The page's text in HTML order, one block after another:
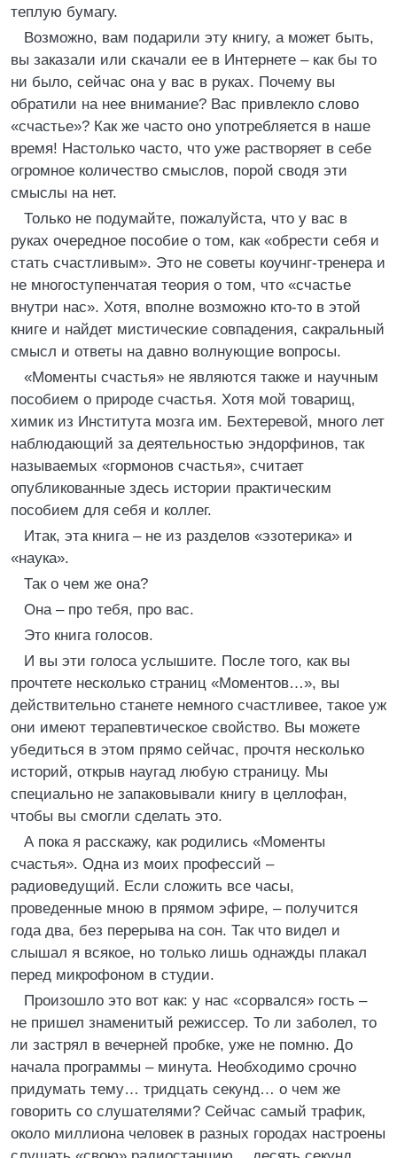
теплую бумагу.
Возможно, вам подарили эту книгу, а может быть,
вы заказали или скачали ее в Интернете – как бы то
ни было, сейчас она у вас в руках. Почему вы
обратили на нее внимание? Вас привлекло слово
«счастье»? Как же часто оно употребляется в наше
время! Настолько часто, что уже растворяет в себе
огромное количество смыслов, порой сводя эти
смыслы на нет.
Только не подумайте, пожалуйста, что у вас в
руках очередное пособие о том, как «обрести себя и
стать счастливым». Это не советы коучинг-тренера и
не многоступенчатая теория о том, что «счастье
внутри нас». Хотя, вполне возможно кто-то в этой
книге и найдет мистические совпадения, сакральный
смысл и ответы на давно волнующие вопросы.
«Моменты счастья» не являются также и научным
пособием о природе счастья. Хотя мой товарищ,
химик из Института мозга им. Бехтеревой, много лет
наблюдающий за деятельностью эндорфинов, так
называемых «гормонов счастья», считает
опубликованные здесь истории практическим
пособием для себя и коллег.
Итак, эта книга – не из разделов «эзотерика» и
«наука».
Так о чем же она?
Она – про тебя, про вас.
Это книга голосов.
И вы эти голоса услышите. После того, как вы
прочтете несколько страниц «Моментов…», вы
действительно станете немного счастливее, такое уж
они имеют терапевтическое свойство. Вы можете
убедиться в этом прямо сейчас, прочтя несколько
историй, открыв наугад любую страницу. Мы
специально не запаковывали книгу в целлофан,
чтобы вы смогли сделать это.
А пока я расскажу, как родились «Моменты
счастья». Одна из моих профессий –
радиоведущий. Если сложить все часы,
проведенные мною в прямом эфире, – получится
года два, без перерыва на сон. Так что видел и
слышал я всякое, но только лишь однажды плакал
перед микрофоном в студии.
Произошло это вот как: у нас «сорвался» гость –
не пришел знаменитый режиссер. То ли заболел, то
ли застрял в вечерней пробке, уже не помню. До
начала программы – минута. Необходимо срочно
придумать тему… тридцать секунд… о чем же
говорить со слушателями? Сейчас самый трафик,
около миллиона человек в разных городах настроены